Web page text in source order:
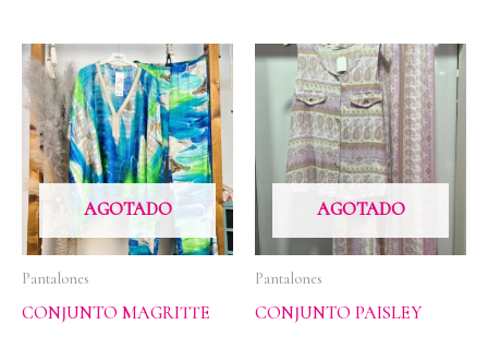
AGOTADO
Pantalones
CONJUNTO MAGRITTE
AGOTADO
Pantalones
CONJUNTO PAISLEY